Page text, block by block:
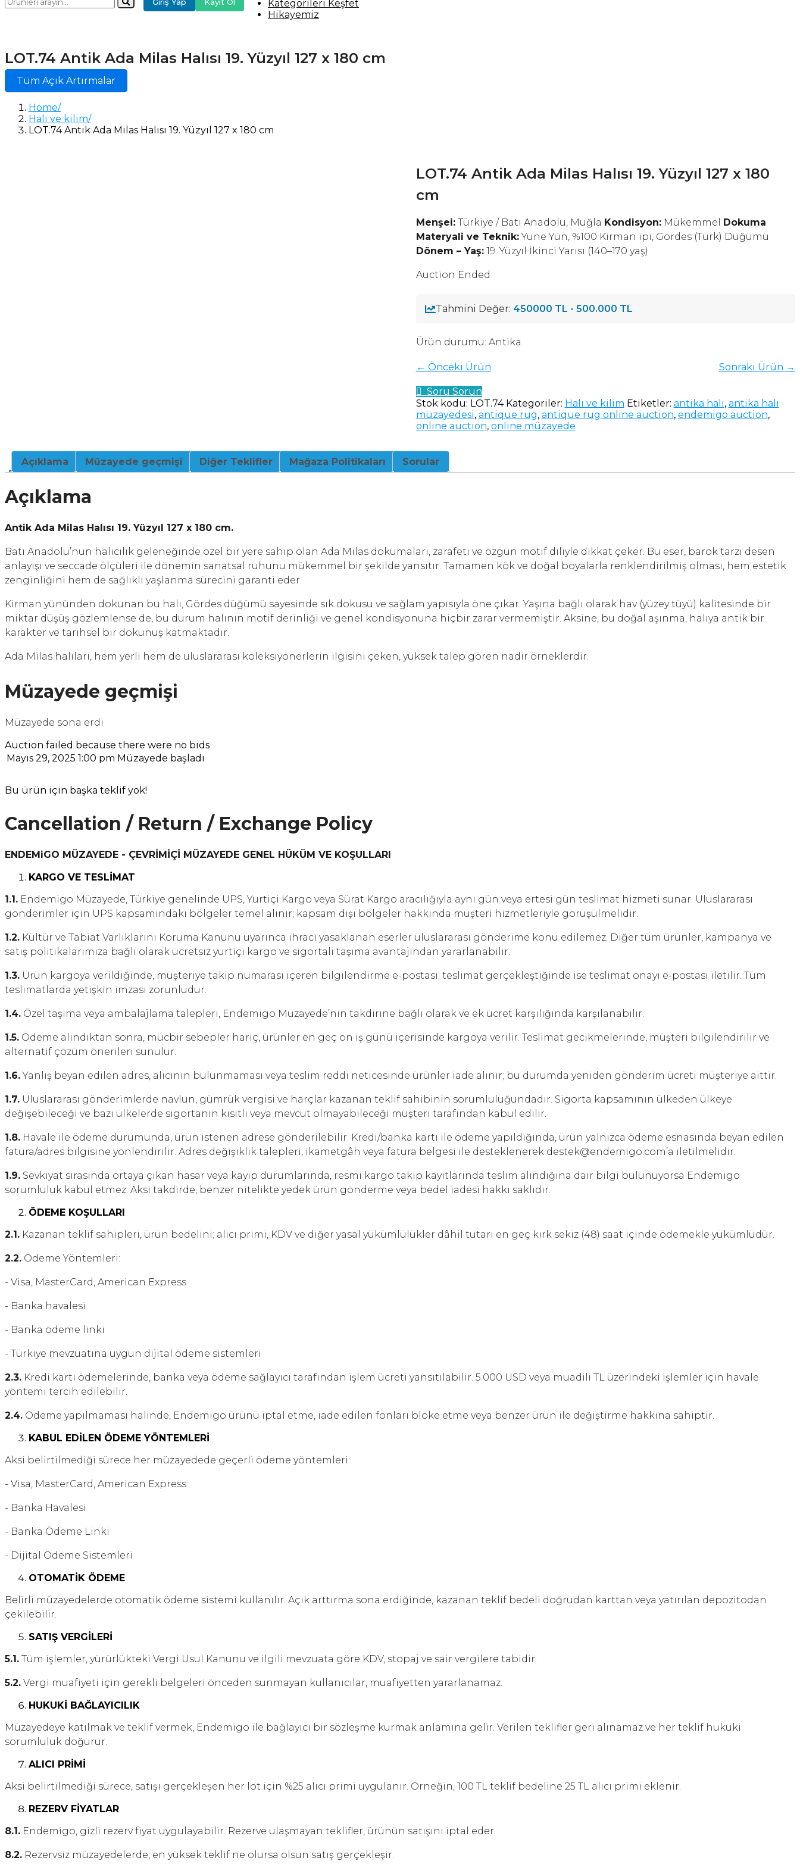
Kategorileri Keşfet
Hikayemiz
LOT.74 Antik Ada Milas Halısı 19. Yüzyıl 127 x 180 cm
Tüm Açık Artırmalar
Home
Halı ve kilim
LOT.74 Antik Ada Milas Halısı 19. Yüzyıl 127 x 180 cm
LOT.74 Antik Ada Milas Halısı 19. Yüzyıl 127 x 180
cm
Menşei:Türkiye / Batı Anadolu, Muğla Kondisyon:Mükemmel Dokuma
Materyali ve Teknik:Yüne Yün, %100 Kirman ipi, Gördes (Türk) Düğümü
Dönem – Yaş:19. Yüzyıl İkinci Yarısı (140–170 yaş)
Auction Ended
Tahmini Değer: 450000 TL - 500.000 TL
Ürün durumu: Antika
← Önceki Ürün Sonraki Ürün →
Soru Sorun
Stok kodu: LOT.74 Kategoriler: Halı ve kilim Etiketler: antika halı, antika halı
müzayedesi, antique rug, antique rug online auction, endemigo auction,
online auction, online müzayede
Açıklama Müzayede geçmişi Diğer Teklifler Mağaza Politikaları Sorular
Açıklama
Antik Ada Milas Halısı 19. Yüzyıl 127 x 180 cm.
Batı Anadolu’nun halıcılık geleneğinde özel bir yere sahip olan Ada Milas dokumaları, zarafeti ve özgün motif diliyle dikkat çeker. Bu eser, barok tarzı desen
anlayışı ve seccade ölçüleri ile dönemin sanatsal ruhunu mükemmel bir şekilde yansıtır. Tamamen kök ve doğal boyalarla renklendirilmiş olması, hem estetik
zenginliğini hem de sağlıklı yaşlanma sürecini garanti eder.
Kirman yününden dokunan bu halı, Gördes düğümü sayesinde sık dokusu ve sağlam yapısıyla öne çıkar. Yaşına bağlı olarak hav (yüzey tüyü) kalitesinde bir
miktar düşüş gözlemlense de, bu durum halının motif derinliği ve genel kondisyonuna hiçbir zarar vermemiştir. Aksine, bu doğal aşınma, halıya antik bir
karakter ve tarihsel bir dokunuş katmaktadır.
Ada Milas halıları, hem yerli hem de uluslararası koleksiyonerlerin ilgisini çeken, yüksek talep gören nadir örneklerdir.
Müzayede geçmişi
Müzayede sona erdi
Auction failed because there were no bids
Mayıs 29, 2025 1:00 pm Müzayede başladı
Bu ürün için başka teklif yok!
Cancellation / Return / Exchange Policy
ENDEMiGO MÜZAYEDE - ÇEVRİMİÇİ MÜZAYEDE GENEL HÜKÜM VE KOŞULLARI
KARGO VE TESLİMAT
1.1. Endemigo Müzayede, Türkiye genelinde UPS, Yurtiçi Kargo veya Sürat Kargo aracılığıyla aynı gün veya ertesi gün teslimat hizmeti sunar. Uluslararası
gönderimler için UPS kapsamındaki bölgeler temel alınır; kapsam dışı bölgeler hakkında müşteri hizmetleriyle görüşülmelidir.
1.2. Kültür ve Tabiat Varlıklarını Koruma Kanunu uyarınca ihracı yasaklanan eserler uluslararası gönderime konu edilemez. Diğer tüm ürünler, kampanya ve
satış politikalarımıza bağlı olarak ücretsiz yurtiçi kargo ve sigortalı taşıma avantajından yararlanabilir.
1.3. Ürün kargoya verildiğinde, müşteriye takip numarası içeren bilgilendirme e-postası; teslimat gerçekleştiğinde ise teslimat onayı e-postası iletilir. Tüm
teslimatlarda yetişkin imzası zorunludur.
1.4. Özel taşıma veya ambalajlama talepleri, Endemigo Müzayede’nin takdirine bağlı olarak ve ek ücret karşılığında karşılanabilir.
1.5. Ödeme alındıktan sonra, mücbir sebepler hariç, ürünler en geç on iş günü içerisinde kargoya verilir. Teslimat gecikmelerinde, müşteri bilgilendirilir ve
alternatif çözüm önerileri sunulur.
1.6.Yanlış beyan edilen adres, alıcının bulunmaması veya teslim reddi neticesinde ürünler iade alınır; bu durumda yeniden gönderim ücreti müşteriye aittir.
1.7. Uluslararası gönderimlerde navlun, gümrük vergisi ve harçlar kazanan teklif sahibinin sorumluluğundadır. Sigorta kapsamının ülkeden ülkeye
değişebileceği ve bazı ülkelerde sigortanın kısıtlı veya mevcut olmayabileceği müşteri tarafından kabul edilir.
1.8. Havale ile ödeme durumunda, ürün istenen adrese gönderilebilir. Kredi/banka kartı ile ödeme yapıldığında, ürün yalnızca ödeme esnasında beyan edilen
fatura/adres bilgisine yönlendirilir. Adres değişiklik talepleri, ikametgâh veya fatura belgesi ile desteklenerek destek@endemigo.com’a iletilmelidir.
1.9. Sevkiyat sırasında ortaya çıkan hasar veya kayıp durumlarında, resmi kargo takip kayıtlarında teslim alındığına dair bilgi bulunuyorsa Endemigo
sorumluluk kabul etmez. Aksi takdirde, benzer nitelikte yedek ürün gönderme veya bedel iadesi hakkı saklıdır.
ÖDEME KOŞULLARI
2.1. Kazanan teklif sahipleri, ürün bedelini; alıcı primi, KDV ve diğer yasal yükümlülükler dâhil tutarı en geç kırk sekiz (48) saat içinde ödemekle yükümlüdür.
2.2. Ödeme Yöntemleri:
- Visa, MasterCard, American Express
- Banka havalesi
- Banka ödeme linki
- Türkiye mevzuatına uygun dijital ödeme sistemleri
2.3. Kredi kartı ödemelerinde, banka veya ödeme sağlayıcı tarafından işlem ücreti yansıtılabilir. 5.000 USD veya muadili TL üzerindeki işlemler için havale
yöntemi tercih edilebilir.
2.4. Ödeme yapılmaması halinde, Endemigo ürünü iptal etme, iade edilen fonları bloke etme veya benzer ürün ile değiştirme hakkına sahiptir.
KABUL EDİLEN ÖDEME YÖNTEMLERİ
Aksi belirtilmediği sürece her müzayedede geçerli ödeme yöntemleri:
- Visa, MasterCard, American Express
- Banka Havalesi
- Banka Ödeme Linki
- Dijital Ödeme Sistemleri
OTOMATİK ÖDEME
Belirli müzayedelerde otomatik ödeme sistemi kullanılır. Açık arttırma sona erdiğinde, kazanan teklif bedeli doğrudan karttan veya yatırılan depozitodan
çekilebilir.
SATIŞ VERGİLERİ
5.1. Tüm işlemler, yürürlükteki Vergi Usul Kanunu ve ilgili mevzuata göre KDV, stopaj ve sair vergilere tabidir.
5.2. Vergi muafiyeti için gerekli belgeleri önceden sunmayan kullanıcılar, muafiyetten yararlanamaz.
HUKUKİ BAĞLAYICILIK
Müzayedeye katılmak ve teklif vermek, Endemigo ile bağlayıcı bir sözleşme kurmak anlamına gelir. Verilen teklifler geri alınamaz ve her teklif hukuki
sorumluluk doğurur.
ALICI PRİMİ
Aksi belirtilmediği sürece, satışı gerçekleşen her lot için %25 alıcı primi uygulanır. Örneğin, 100 TL teklif bedeline 25 TL alıcı primi eklenir.
REZERV FİYATLAR
8.1. Endemigo, gizli rezerv fiyat uygulayabilir. Rezerve ulaşmayan teklifler, ürünün satışını iptal eder.
8.2. Rezervsiz müzayedelerde, en yüksek teklif ne olursa olsun satış gerçekleşir.